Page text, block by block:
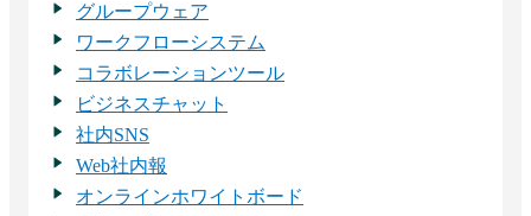
グループウェア
ワークフローシステム
コラボレーションツール
ビジネスチャット
社内SNS
Web社内報
オンラインホワイトボード